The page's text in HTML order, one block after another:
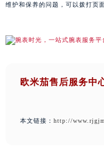
维护和保养的问题，可以拨打页
欧米茄售后服务中
本文链接： http://